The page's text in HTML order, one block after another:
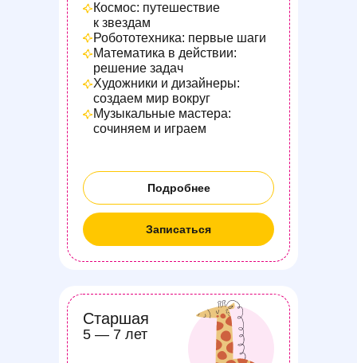
Записаться
Космос: путешествие
к звездам
Робототехника: первые шаги
Математика в действии:
решение задач
Художники и дизайнеры:
создаем мир вокруг
Музыкальные мастера:
сочиняем и играем
Старшая
5 — 7 лет
Подробнее